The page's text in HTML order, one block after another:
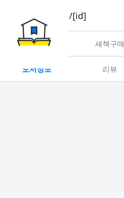
book/rent/[id]
대여 새책구매
도서정보 리뷰